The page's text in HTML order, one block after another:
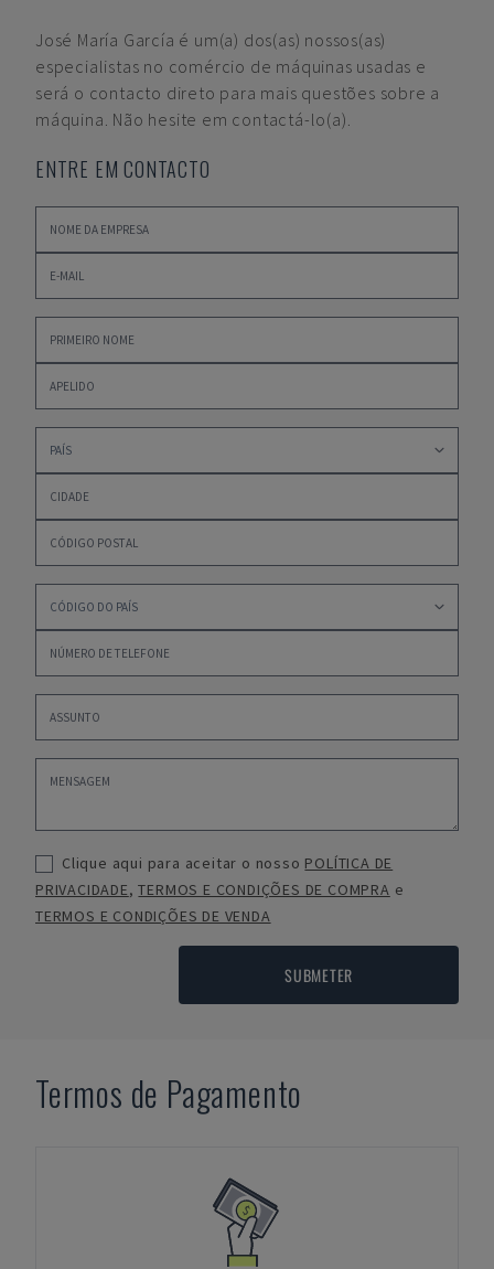
José María García é um(a) dos(as) nossos(as)
especialistas no comércio de máquinas usadas e
será o contacto direto para mais questões sobre a
máquina. Não hesite em contactá-lo(a).
ENTRE EM CONTACTO
Clique aqui para aceitar o nosso POLÍTICA DE
PRIVACIDADE,TERMOS E CONDIÇÕES DE COMPRA e
TERMOS E CONDIÇÕES DE VENDA
SUBMETER
Termos de Pagamento